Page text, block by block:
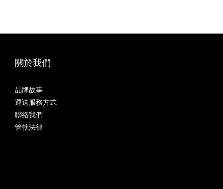
關於我們
品牌故事
運送服務方式
聯絡我們
管轄法律